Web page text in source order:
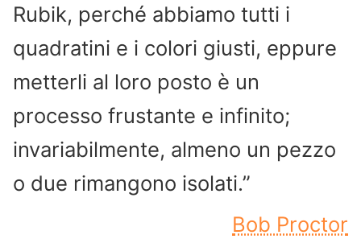
Rubik, perché abbiamo tutti i
quadratini e i colori giusti, eppure
metterli al loro posto è un
processo frustante e infinito;
invariabilmente, almeno un pezzo
o due rimangono isolati.”
Bob Proctor